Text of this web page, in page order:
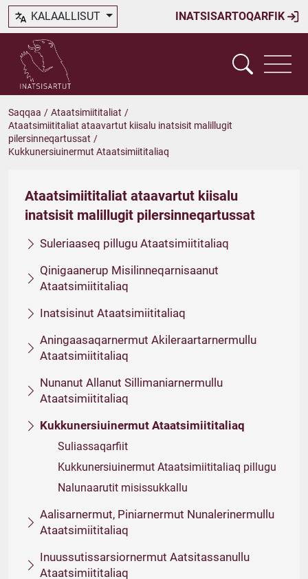
INATSISARTOQARFIK
KALAALLISUT
Saqqaa / Ataatsimiititaliat /
Ataatsimiititaliat ataavartut kiisalu inatsisit malillugit
pilersinneqartussat /
Kukkunersiuinermut Ataatsimiititaliaq
Ataatsimiititaliat ataavartut kiisalu
inatsisit malillugit pilersinneqartussat
Suleriaaseq pillugu Ataatsimiititaliaq
Qinigaanerup Misilinneqarnisaanut
Ataatsimiititaliaq
Inatsisinut Ataatsimiititaliaq
Aningaasaqarnermut Akileraartarnermullu
Ataatsimiititaliaq
Nunanut Allanut Sillimaniarnermullu
Ataatsimiititaliaq
Kukkunersiuinermut Ataatsimiititaliaq
Suliassaqarfiit
Kukkunersiuinermut Ataatsimiititaliaq pillugu
Nalunaarutit misissukkallu
Aalisarnermut, Piniarnermut Nunalerinermullu
Ataatsimiititaliaq
Inuussutissarsiornermut Aatsitassanullu
Ataatsimiititaliaq